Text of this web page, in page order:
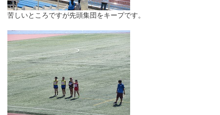
苦しいところですが先頭集団をキープです。